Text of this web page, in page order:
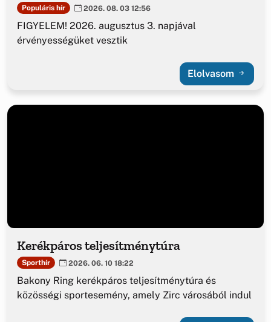
Populáris hír 2026. 08. 03 12:56
FIGYELEM! 2026. augusztus 3. napjával
érvényességüket vesztik
Elolvasom
Kerékpáros teljesítménytúra
Sporthír 2026. 06. 10 18:22
Bakony Ring kerékpáros teljesítménytúra és
közösségi sportesemény, amely Zirc városából indul